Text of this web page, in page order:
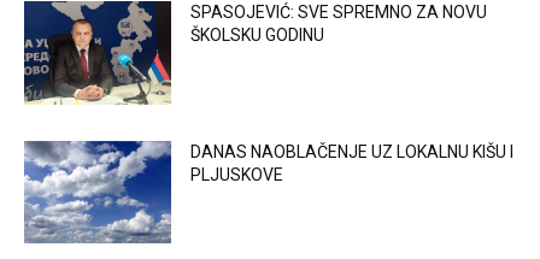
SPASOJEVIĆ: SVE SPREMNO ZA NOVU
ŠKOLSKU GODINU
DANAS NAOBLAČENJE UZ LOKALNU KIŠU I
PLJUSKOVE